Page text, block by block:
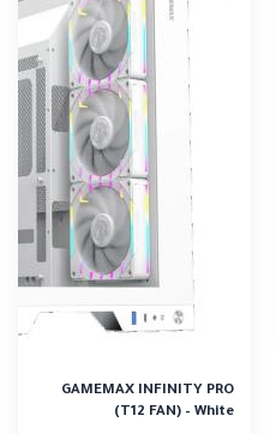
GAMEMAX INFINITY PRO
(T12 FAN) – White